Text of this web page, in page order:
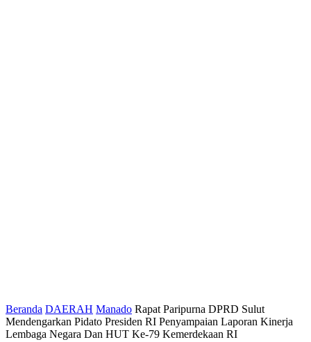
Beranda DAERAH Manado Rapat Paripurna DPRD Sulut
Mendengarkan Pidato Presiden RI Penyampaian Laporan Kinerja
Lembaga Negara Dan HUT Ke-79 Kemerdekaan RI